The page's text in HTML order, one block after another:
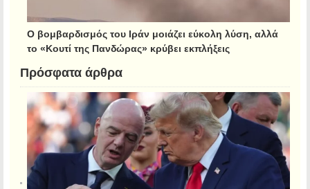
Ο βομβαρδισμός του Ιράν μοιάζει εύκολη λύση, αλλά
το «Κουτί της Πανδώρας» κρύβει εκπλήξεις
Πρόσφατα άρθρα